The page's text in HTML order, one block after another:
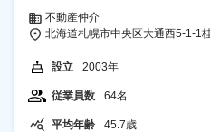
ます。ユーザー企業様
お客様の課題をきちんと
整理した後に新しい業務
っています。Salesforce
く、システム開発の全工
的要件からシステム設計
不動産仲介
北海道札幌市中央区大通西5-1-1
設立 2003年
従業員数 64名
平均年齢 45.7歳